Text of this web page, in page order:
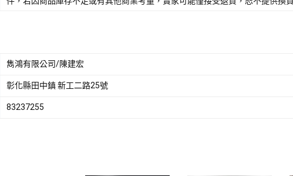
雋鴻有限公司/陳建宏
彰化縣田中鎮 新工二路25號
83237255